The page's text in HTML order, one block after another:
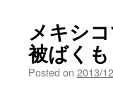
メキシ
被ばく
Posted on 2013/